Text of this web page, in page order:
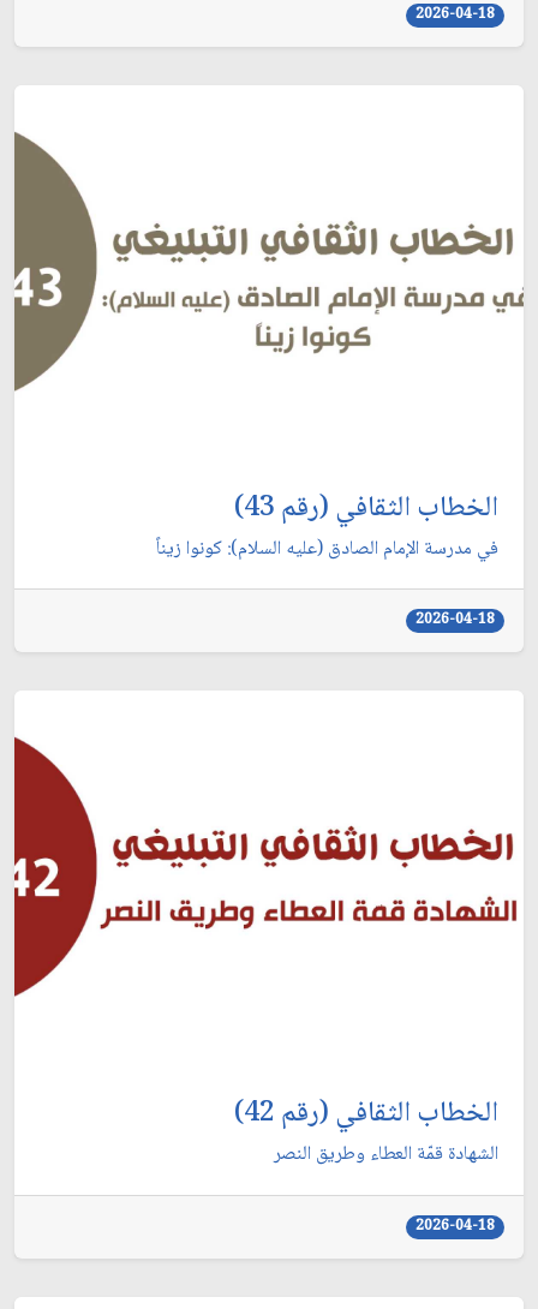
2026-04-18
الخطاب الثقافي (رقم 43)
في مدرسة الإمام الصادق (عليه السلام): كونوا زيناً
2026-04-18
الخطاب الثقافي (رقم 42)
الشهادة قمّة العطاء وطريق النصر
2026-04-18